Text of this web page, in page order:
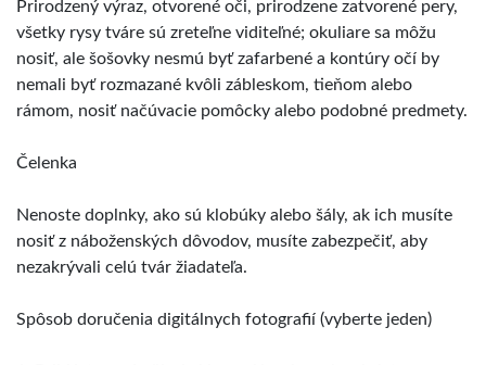
Prirodzený výraz, otvorené oči, prirodzene zatvorené pery,
všetky rysy tváre sú zreteľne viditeľné; okuliare sa môžu
nosiť, ale šošovky nesmú byť zafarbené a kontúry očí by
nemali byť rozmazané kvôli zábleskom, tieňom alebo
rámom, nosiť načúvacie pomôcky alebo podobné predmety.
Čelenka
Nenoste doplnky, ako sú klobúky alebo šály, ak ich musíte
nosiť z náboženských dôvodov, musíte zabezpečiť, aby
nezakrývali celú tvár žiadateľa.
Spôsob doručenia digitálnych fotografií (vyberte jeden)